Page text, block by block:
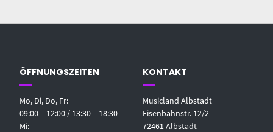
ÖFFNUNGSZEITEN
Mo, Di, Do, Fr:
09:00 – 12:00 / 13:30 – 18:30
Mi:
KONTAKT
Musicland Albstadt
Eisenbahnstr. 12/2
72461 Albstadt